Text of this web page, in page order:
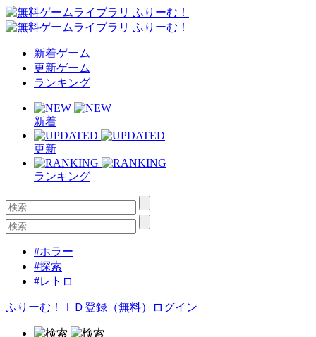
新着ゲーム
更新ゲーム
ランキング
新着
更新
ランキング
#ホラー
#探索
#レトロ
ふりーむ！ＩＤ登録（無料） ログイン